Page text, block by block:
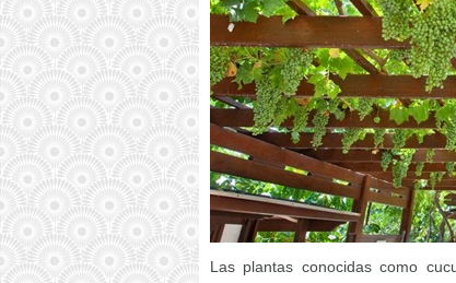
Las plantas conocidas como